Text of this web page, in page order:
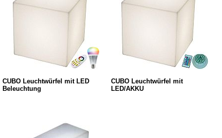
CUBO Leuchtwürfel mit LED
Beleuchtung
CUBO Leuchtwürfel mit
LED/AKKU